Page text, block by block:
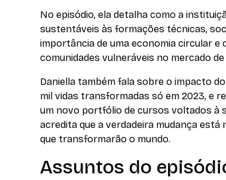
No episódio, ela detalha como a
sustentáveis às formações técnicas,
importância de uma economia circular e
comunidades vulneráveis no mercado
Daniella também fala sobre o impacto
mil vidas transformadas só em 2023, e
um novo portfólio de cursos voltados à
acredita que a verdadeira mudança está
que transformarão o mundo.
Assuntos do